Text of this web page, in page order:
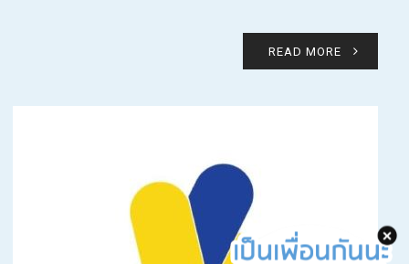
READ MORE